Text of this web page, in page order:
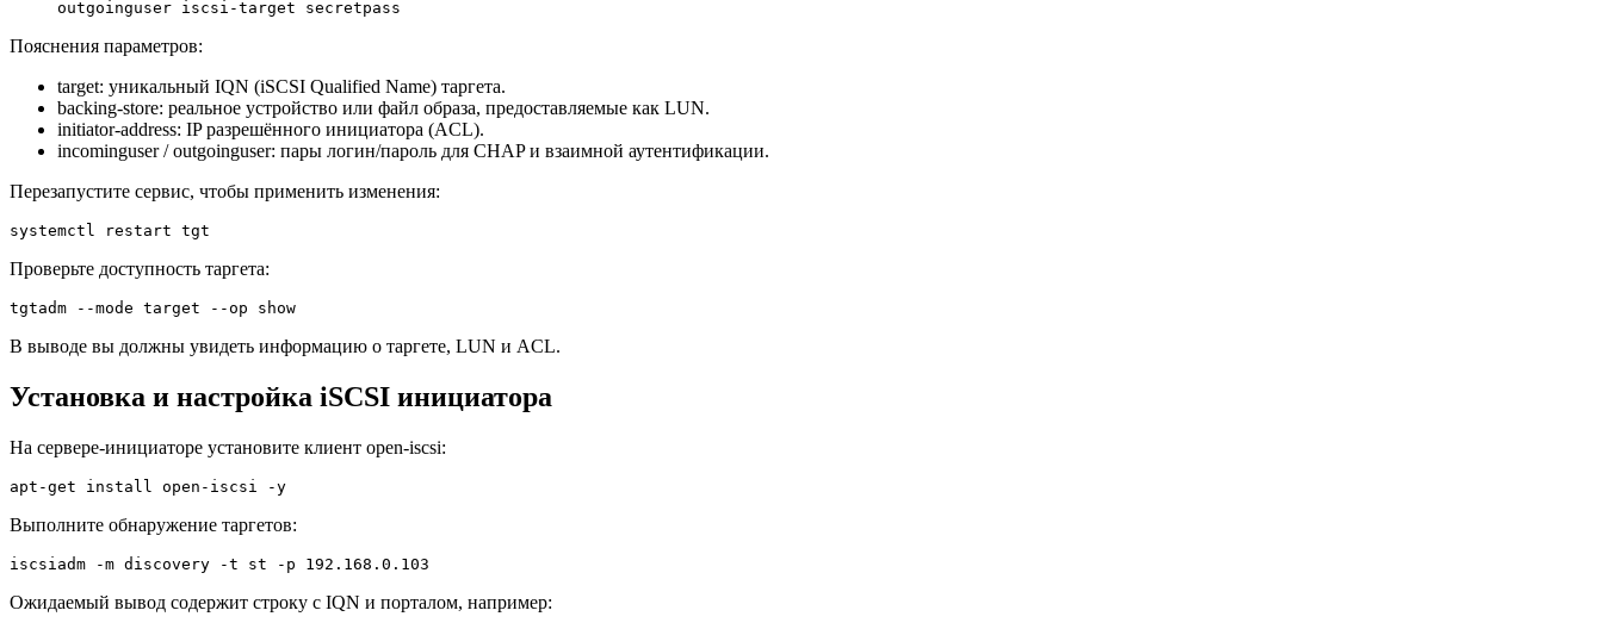
Пояснения параметров:
target: уникальный IQN (iSCSI Qualified Name) таргета.
backing-store: реальное устройство или файл образа, предоставляемые как LUN.
initiator-address: IP разрешённого инициатора (ACL).
incominguser / outgoinguser: пары логин/пароль для CHAP и взаимной аутентификации.
Перезапустите сервис, чтобы применить изменения:
systemctl restart tgt
Проверьте доступность таргета:
tgtadm --mode target --op show
В выводе вы должны увидеть информацию о таргете, LUN и ACL.
Установка и настройка iSCSI инициатора
На сервере-инициаторе установите клиент open-iscsi:
apt-get install open-iscsi -y
Выполните обнаружение таргетов:
iscsiadm -m discovery -t st -p 192.168.0.103
Ожидаемый вывод содержит строку с IQN и порталом, например: